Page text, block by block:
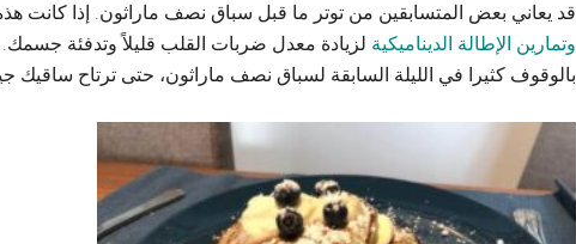
قد يعاني بعض المتسابقين من توتر ما قبل سباق نصف ماراثون. إذا
وتمارين الإطالة الديناميكية لزيادة معدل ضربات القلب قليلاً وتدفئة جسمك.
بالوقوف كثيرا في الليلة السابقة لسباق نصف ماراثون، حتى ترتاح ساقيك